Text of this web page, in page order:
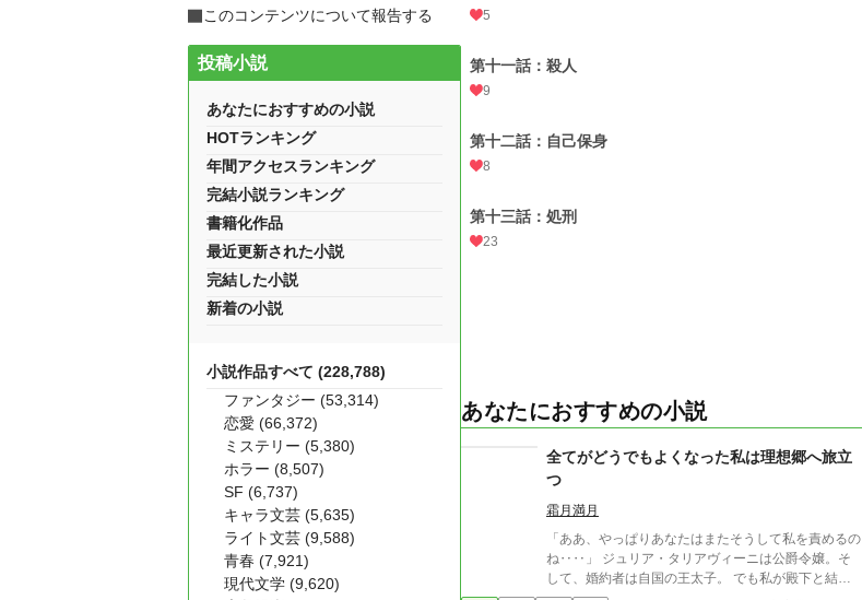
5
第十一話：殺人
9
第十二話：自己保身
8
第十三話：処刑
23
あなたにおすすめの小説
全てがどうでもよくなった私は理想郷へ旅立
つ
霜月満月
「ああ、やっぱりあなたはまたそうして私を責めるの
ね‥‥」 ジュリア・タリアヴィーニは公爵令嬢。そ
して、婚約者は自国の王太子。 でも私が殿下と結婚
このコンテンツについて報告する
投稿小説
あなたにおすすめの小説
HOTランキング
年間アクセスランキング
完結小説ランキング
書籍化作品
最近更新された小説
完結した小説
新着の小説
小説作品すべて (228,788)
ファンタジー (53,314)
恋愛 (66,372)
ミステリー (5,380)
ホラー (8,507)
SF (6,737)
キャラ文芸 (5,635)
ライト文芸 (9,588)
青春 (7,921)
現代文学 (9,620)